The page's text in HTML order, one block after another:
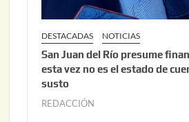
DESTACADAS NOTICIAS
San Juan del Río presume
esta vez no es el estado de
susto
REDACCIÓN